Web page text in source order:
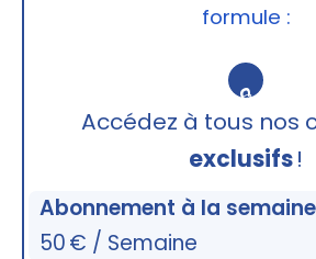
formule :
🔒
Accédez à tous nos
exclusifs!
Abonnement à la semaine
50 € / Semaine